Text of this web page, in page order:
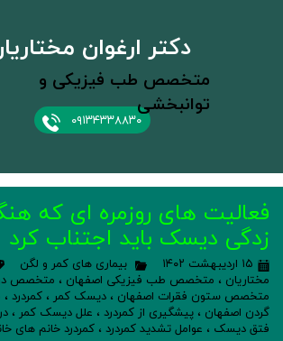
۰۹۱۳۴۳۳۸۸۳۰
دکتر ارغوان
متخصص طب فیزیکی و
توانبخشی
فعالیت های روزمره ای که
زدگی دیسک باید اجتناب کرد
۱۵ اردیبهشت ۱۴۰۲ بیماری های کمر و لگن
مختاریان ، متخصص طب فیزیکی اصفهان ، متخصص
متخصص ستون فقرات اصفهان ، دیسک کمر ، کمردرد ،
گردن اصفهان ، پیشگیری از کمردرد ، علل دیسک کمر ،
فتق دیسک ، عوامل تشدید کمردرد ، کمردرد خانم های